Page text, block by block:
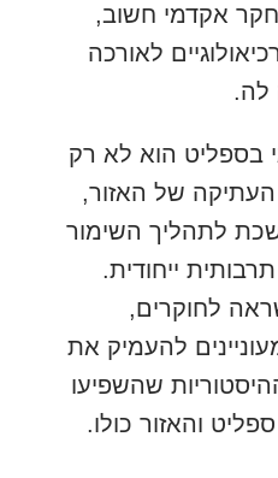
אקדמי חשוב,
לאורכה
לה.
בספליט הוא לא רק
העתיקה של האזור,
לתהליך השימור
ייחודית.
לחוקרים,
להעמיק את
שהשפיעו
והאזור כולו.